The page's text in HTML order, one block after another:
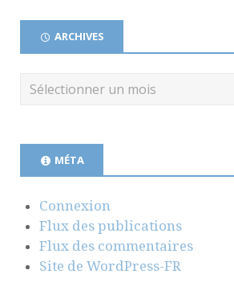
ARCHIVES
MÉTA
Connexion
Flux des publications
Flux des commentaires
Site de WordPress-FR